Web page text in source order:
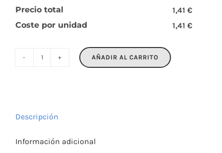
Precio total
1,41 €
Coste por unidad
1,41 €
VISIONCORK
AÑADIR AL CARRITO
Descripción
Información adicional